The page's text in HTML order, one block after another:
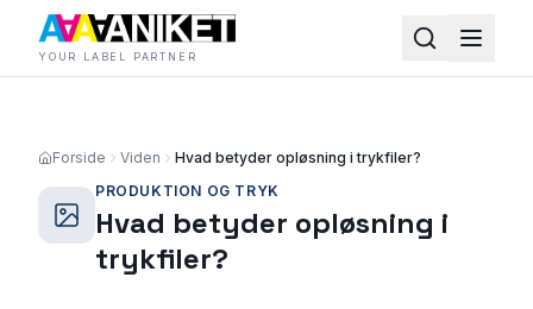
YOUR LABEL PARTNER
Forside Viden
Hvad betyder opløsning i trykfiler?
PRODUKTION OG TRYK
Hvad betyder opløsning i
trykfiler?